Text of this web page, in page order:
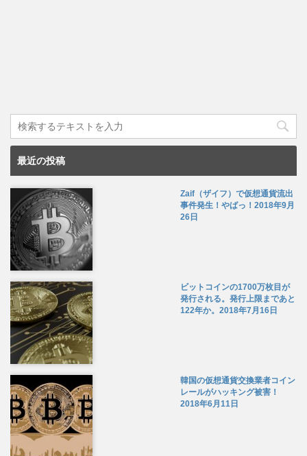
最近の投稿
Zaif（ザイフ）で仮想通貨流出
事件発生！やばっ！ 2018年9月
26日
ビットコインの1700万枚目が
発行される。発行上限まであと
122年か。 2018年7月16日
韓国の仮想通貨交換業者コイン
レールがハッキング被害！
2018年6月11日